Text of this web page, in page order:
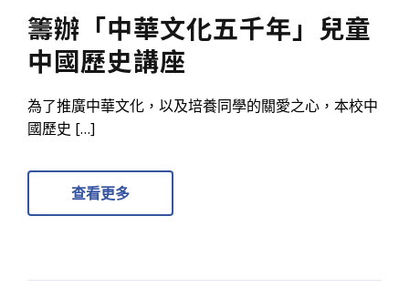
籌辦「中華文化五千年」兒童
中國歷史講座
為了推廣中華文化，以及培養同學的關愛之心，本校中
國歷史 […]
查看更多